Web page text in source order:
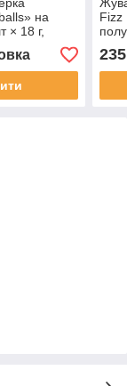
на
× 18 г,
Fizz
235